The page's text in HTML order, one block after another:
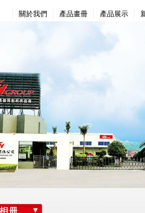
關於我們 產品畫冊 產品展示